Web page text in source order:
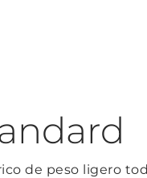
de peso ligero